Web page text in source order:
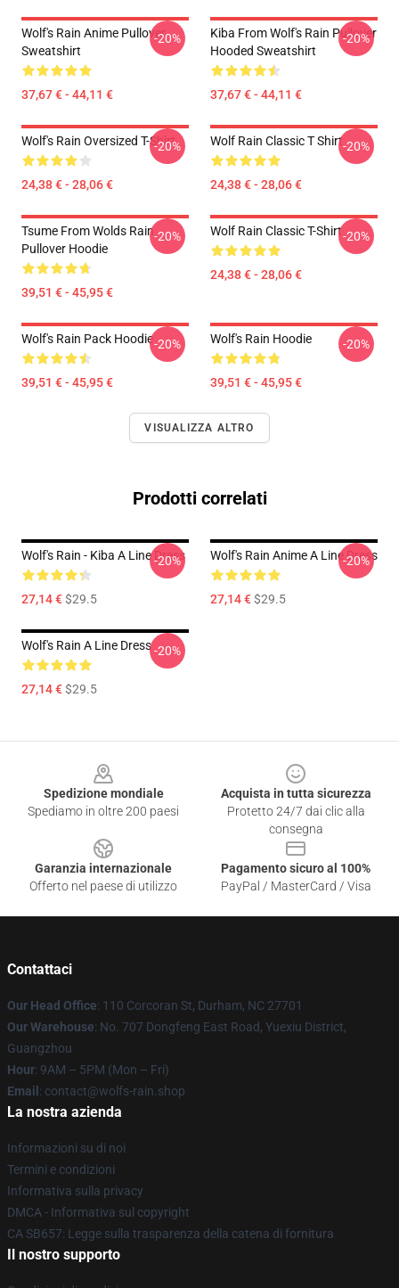
Wolf's Rain Anime Pullover
Sweatshirt
37,67 € - 44,11 €
-20%
Kiba From Wolf's Rain Pullover
Hooded Sweatshirt
37,67 € - 44,11 €
-20%
Wolf's Rain Oversized T-Shirt
24,38 € - 28,06 €
-20% Wolf Rain Classic T Shirt
24,38 € - 28,06 €
-20%
Tsume From Wolds Rain
Pullover Hoodie
39,51 € - 45,95 €
-20% Wolf Rain Classic T-Shirt
24,38 € - 28,06 €
-20%
Wolf's Rain Pack Hoodie
39,51 € - 45,95 €
-20% Wolf's Rain Hoodie
39,51 € - 45,95 €
-20%
VISUALIZZA ALTRO
Prodotti correlati
Wolf's Rain - Kiba A Line Dress
27,14 €$29.5
-20% Wolf's Rain Anime A Line Dress
27,14 €$29.5
-20%
Wolf's Rain A Line Dress
27,14 €$29.5
-20%
Spedizione mondiale
Spediamo in oltre 200 paesi
Acquista in tutta sicurezza
Protetto 24/7 dai clic alla
consegna
Garanzia internazionale
Offerto nel paese di utilizzo
Pagamento sicuro al 100%
PayPal / MasterCard / Visa
Contattaci
Our Head Office: 110 Corcoran St, Durham, NC 27701
Our Warehouse: No. 707 Dongfeng East Road, Yuexiu District,
Guangzhou
Hour: 9AM – 5PM (Mon – Fri)
Email : contact@wolfs-rain.shop
La nostra azienda
Informazioni su di noi
Termini e condizioni
Informativa sulla privacy
DMCA - Informativa sul copyright
CA SB657: Legge sulla trasparenza della catena di fornitura
Il nostro supporto